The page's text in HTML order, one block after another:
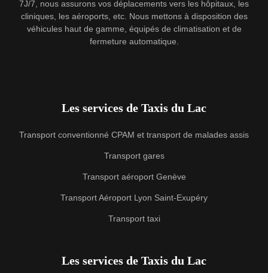
7J/7, nous assurons vos déplacements vers les hôpitaux, les
cliniques, les aéroports, etc. Nous mettons à disposition des
véhicules haut de gamme, équipés de climatisation et de
fermeture automatique.
Les services de Taxis du Lac
Transport conventionné CPAM et transport de malades assis
Transport gares
Transport aéroport Genève
Transport Aéroport Lyon Saint-Exupéry
Transport taxi
Les services de Taxis du Lac